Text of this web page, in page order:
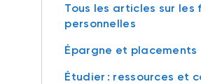
Tous les articles sur les
personnelles
Épargne et placements
Étudier : ressources et